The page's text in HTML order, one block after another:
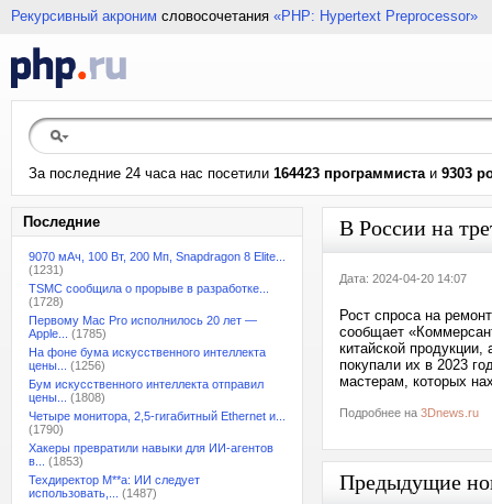
Рекурсивный акроним словосочетания «PHP: Hypertext Preprocessor»
За последние 24 часа нас посетили 164423 программистаи 9303
Последние
9070 мАч, 100 Вт, 200 Мп, Snapdragon 8 Elite...
(1231)
TSMC сообщила о прорыве в разработке...
(1728)
Первому Mac Pro исполнилось 20 лет —
Apple...
(1785)
На фоне бума искусственного интеллекта
цены...
(1256)
Бум искусственного интеллекта отправил
цены...
(1808)
Четыре монитора, 2,5-гигабитный Ethernet и...
(1790)
Хакеры превратили навыки для ИИ-агентов
в...
(1853)
Техдиректор M**a: ИИ следует
использовать,...
(1487)
В России на
Дата: 2024-04-20 14:07
Рост спроса на
сообщает
китайской
покупали их в 2023
мастерам, которых
Подробнее на 3Dnews.ru
Предыдущие